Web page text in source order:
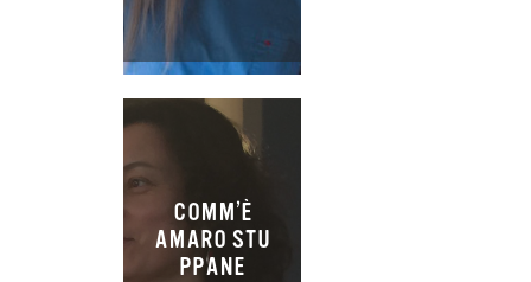
COMM’È
AMARO STU
PPANE